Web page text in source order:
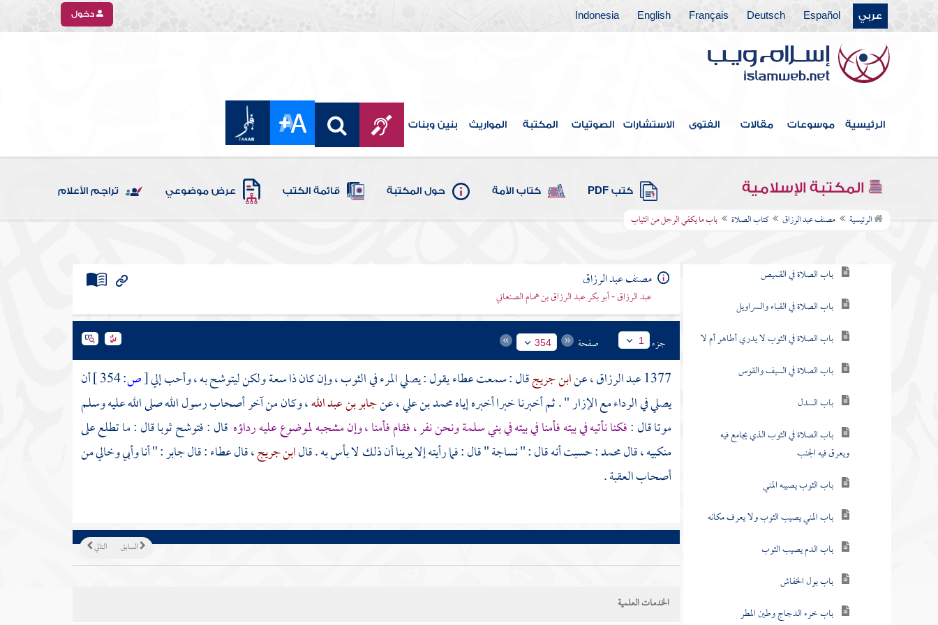
عربي Español
Deutsch
Français
English
Indonesia دخول
الرئيسية موسوعات مقالات الفتوى الاستشارات الصوتيات المكتبة المواريث بنين وبنات
المكتبة الإسلامية كتب PDF كتاب الأمة حول المكتبة قائمة الكتب عرض موضوعي تراجم الأعلام
الرئيسية مصنف عبد الرزاق كتاب الصلاة باب ما يكفي الرجل من الثياب
فهرس الكتاب
كتاب الطهارة
كتاب الحيض
كتاب الصلاة
باب الصلاة في القميص
باب الصلاة في القباء والسراويل
باب الصلاة في الثوب لا يدري أطاهر أم لا
باب الصلاة في السيف والقوس
باب السدل
باب الصلاة في الثوب الذي يجامع فيه
ويعرق فيه الجنب
باب الثوب يصيبه المني
باب المني يصيب الثوب ولا يعرف مكانه
باب الدم يصيب الثوب
باب بول الخفاش
باب خرء الدجاج وطين المطر
مصنف عبد الرزاق
عبد الرزاق - أبو بكر عبد الرزاق بن همام الصنعاني
جزء 1 صفحة 354
1377عبد الرزاق، عنابن جريجقال : سمعتعطاءيقول : يصلي المرء في الثوب ، وإن كان ذا سعة ولكن ليتوشح به ، وأحب إلي[ص:354 ]
أن
يصلي في الرداء مع الإزار " . ثم أخبرنا خبرا أخبره إياهمحمد بن علي، عنجابر بن عبد الله، وكان من آخر أصحاب رسول الله صلى الله عليه وسلم
موتا قال :فكنا نأتيه في بيته فأمنا في بيته فيبني سلمةونحن نفر ، فقام فأمنا ، وإن مشجبه لموضوع عليه رداؤه قال : فتوشح ثوبا قال : ما تطلع على
منكبيه ، قالمحمد: حسبت أنه قال : " نساجة " قال : فما رأيته إلا يرينا أن ذلك لا بأس به . قالابن جريج، قالعطاء: قالجابر: " أنا وأبي وخالي من
أصحابالعقبة.
التالي السابق
الخدمات العلمية